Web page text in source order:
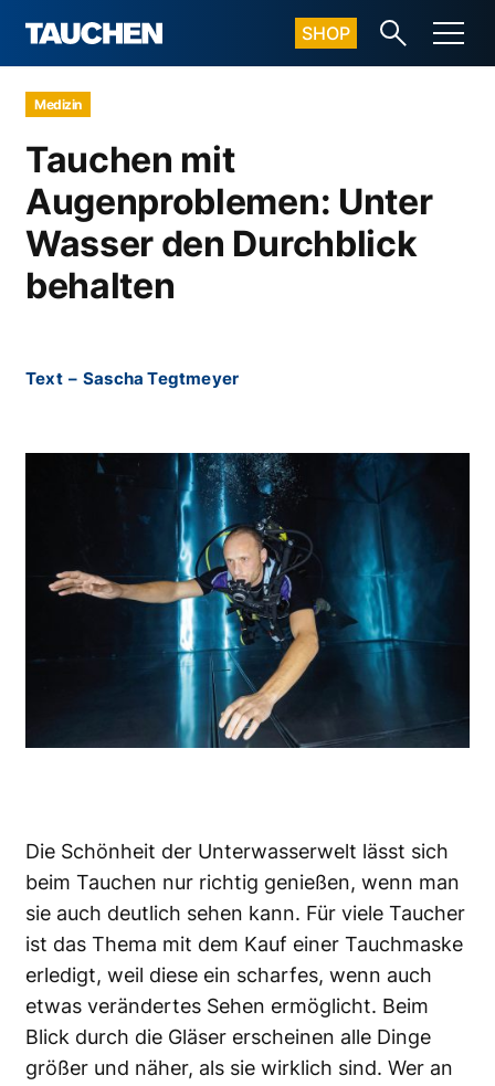
SHOP
Medizin
Tauchen mit
Augenproblemen: Unter
Wasser den Durchblick
behalten
Text – Sascha Tegtmeyer
Die Schönheit der Unterwasserwelt lässt sich
beim Tauchen nur richtig genießen, wenn man
sie auch deutlich sehen kann. Für viele Taucher
ist das Thema mit dem Kauf einer Tauchmaske
erledigt, weil diese ein scharfes, wenn auch
etwas verändertes Sehen ermöglicht. Beim
Blick durch die Gläser erscheinen alle Dinge
größer und näher, als sie wirklich sind. Wer an